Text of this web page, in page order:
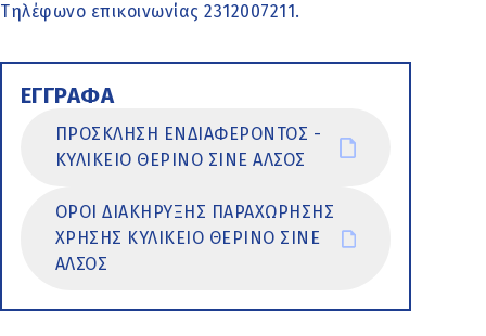
Τηλέφωνο επικοινωνίας 2312007211.
ΕΓΓΡΑΦΑ
ΠΡΟΣΚΛΗΣΗ ΕΝΔΙΑΦΕΡΟΝΤΟΣ -
ΚΥΛΙΚΕΙΟ ΘΕΡΙΝΟ ΣΙΝΕ ΑΛΣΟΣ
ΟΡΟΙ ΔΙΑΚΗΡΥΞΗΣ ΠΑΡΑΧΩΡΗΣΗΣ
ΧΡΗΣΗΣ ΚΥΛΙΚΕΙΟ ΘΕΡΙΝΟ ΣΙΝΕ
ΑΛΣΟΣ